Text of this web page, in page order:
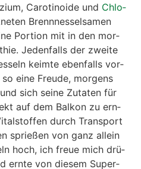
Caro­ti­no­ide und Chlo­
Brenn­nes­sel­sa­men
Por­ti­on mit in den mor­
Jeden­falls der zwei­te
keim­te eben­falls vor­
eine Freu­de, mor­gens
sich sei­ne Zuta­ten für
auf dem Bal­kon zu ern­
durch Trans­port
sprie­ßen von ganz allein
hoch, ich freue mich drü­
ern­te von die­sem Super­